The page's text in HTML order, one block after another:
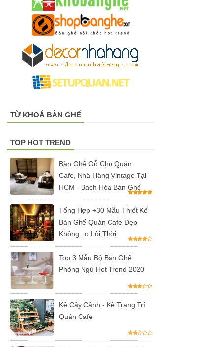
vườn, ban
công, sân
Set bàn ghế
tiếp khách
văn phòng
ghế bọc vải
màu xám
Bộ bàn ghế
tiếp khách
spa, nail,
studio, văn
phòng, căn
hộ màu
hồng
Ghế
gaming, ghế
streamer
đẹp giá tốt
tại HCM
Tổng hợp
TỪ KHOÁ BÀN GHẾ
TOP HOT TREND
Bàn Ghế Gỗ Cho Quán
Cafe, Nhà Hàng Vintage Tại
HCM - Bách Hóa Bàn Ghế
Tổng Hợp +30 Mẫu Thiết Kế
Bàn Ghế Quán Cafe Đẹp
Không Lo Lỗi Thời
Top 3 Mẫu Bộ Bàn Ghế
Phòng Ngủ Hot Trend 2020
Kệ Cây Cảnh - Kệ Trang Trí
Quán Cafe